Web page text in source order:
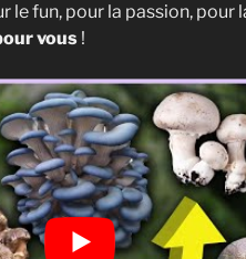
le fun, pour la passion, pour
vous !